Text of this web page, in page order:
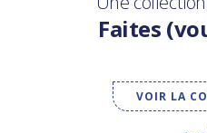
Faites
VOIR LA